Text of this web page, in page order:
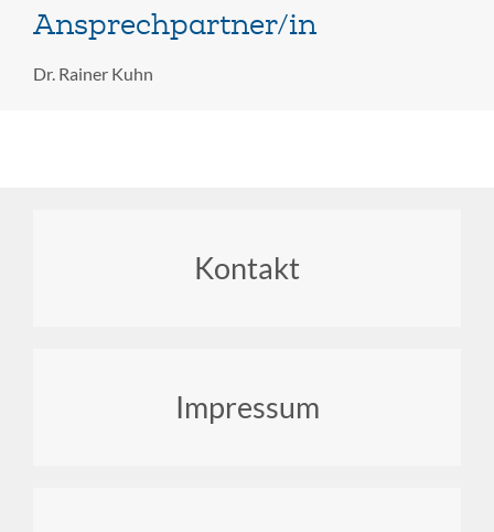
Ansprechpartner/in
Dr. Rainer Kuhn
Kontakt
Impressum